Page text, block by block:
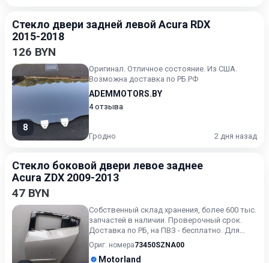
Стекло двери задней левой Acura RDX
2015-2018
126 BYN
8
Оригинал. Отличное состояние. Из США.
Возможна доставка по РБ.РФ
ADEMMOTORS.BY
4 отзыва
Гродно 2 дня назад
Стекло боковой двери левое заднее
Acura ZDX 2009-2013
47 BYN
Собственный склад хранения, более 600 тыс.
запчастей в наличии. Проверочный срок.
Доставка по РБ, на ПВЗ - бесплатно. Для
получения актуальн...
Ориг. номера73450SZNA00
Motorland